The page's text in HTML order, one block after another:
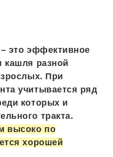
это эффективное
кашля разной
При
учитывается ряд
которых и
тракта.
высоко по
хорошей